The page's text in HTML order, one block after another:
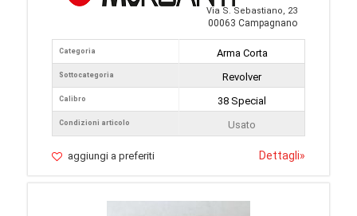
Via S. Sebastiano, 23
00063 Campagnano
Categoria
Sottocategoria
Calibro
Condizioni articolo
Arma Corta
Revolver
38 Special
Usato
aggiungi a preferiti Dettagli»